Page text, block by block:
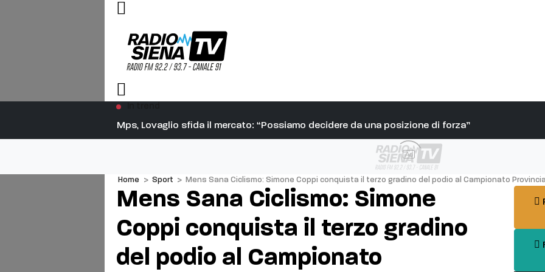
Mps, Lovaglio sfida il mercato: “Possiamo decidere da una posizione di forza”
Ad
Home > Sport > Mens Sana Ciclismo: Simone Coppi conquista il terzo gradino del podio al Campionato
Mens Sana Ciclismo: Simone
Coppi conquista il terzo gradino
del podio al Campionato